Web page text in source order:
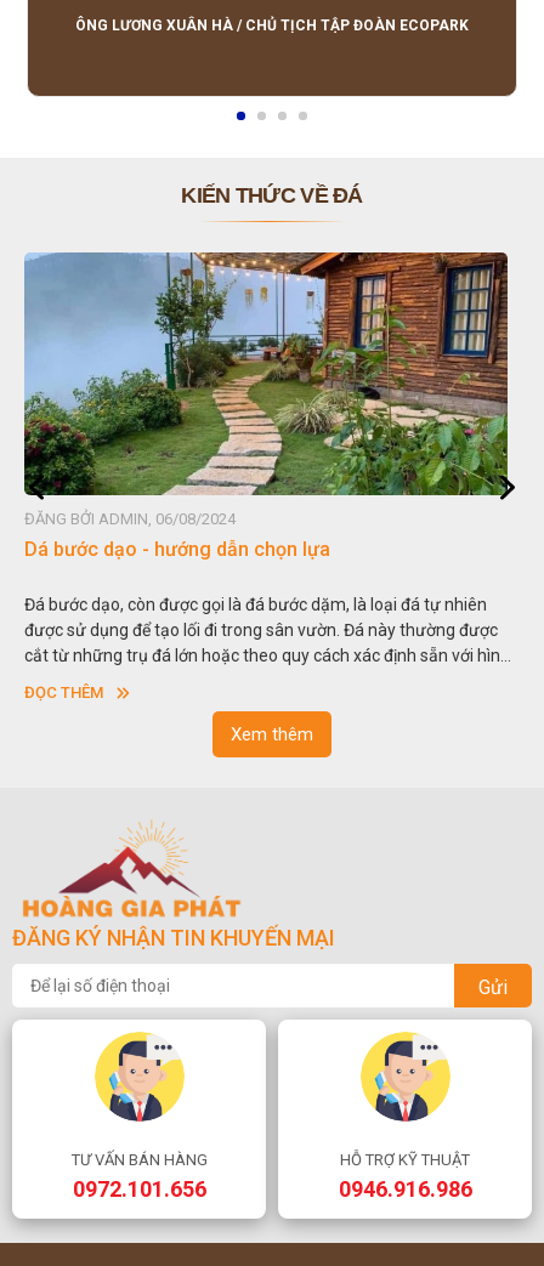
lượng tốt, giá hợp lý, hỗ trợ tận tình.
ÔNG LƯƠNG XUÂN HÀ / CHỦ TỊCH TẬP ĐOÀN ECOPARK
KIẾN THỨC VỀ ĐÁ
ĐĂNG BỞI ADMIN, 06/08/2024
Dá bước dạo - hướng dẫn chọn lựa
Đá bước dạo, còn được gọi là đá bước dặm, là loại đá tự nhiên
được sử dụng để tạo lối đi trong sân vườn. Đá này thường được
cắt từ những trụ đá lớn hoặc theo quy cách xác định sẵn với hình
vuông hoặc hình chữ nhật và có độ dày khác nhau.
ĐỌC THÊM
Xem thêm
ĐĂNG KÝ NHẬN TIN KHUYẾN MẠI
Gửi
TƯ VẤN BÁN HÀNG
0972.101.656
HỖ TRỢ KỸ THUẬT
0946.916.986